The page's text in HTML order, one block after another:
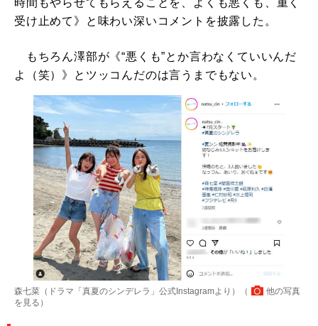
時間もやらせてもらえることを、よくも悪くも、重く
受け止めて》と味わい深いコメントを披露した。
もちろん澤部が《“悪くも”とか言わなくていいんだ
よ（笑）》とツッコんだのは言うまでもない。
森七菜（ドラマ「真夏のシンデレラ」公式Instagramより）（
他の写真
を見る ）